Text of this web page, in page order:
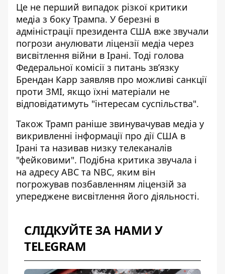
Це не перший випадок різкої критики
медіа з боку Трампа. У березні в
адміністрації президента США вже звучали
погрози анулювати ліцензії медіа через
висвітлення війни в Ірані. Тоді голова
Федеральної комісії з питань зв’язку
Брендан Карр заявляв про можливі санкції
проти ЗМІ, якщо їхні матеріали не
відповідатимуть "інтересам суспільства".
Також Трамп раніше звинувачував медіа у
викривленні інформації про дії США в
Ірані та називав низку телеканалів
"фейковими". Подібна критика звучала і
на адресу ABC та NBC, яким він
погрожував позбавленням ліцензій за
упереджене висвітлення його діяльності.
СЛІДКУЙТЕ ЗА НАМИ У
TELEGRAM